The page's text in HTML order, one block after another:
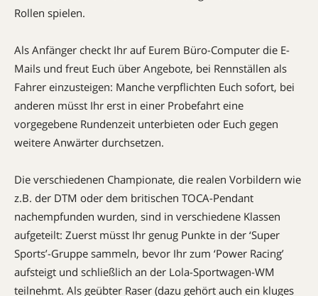
Rollen spielen.
Als Anfänger checkt Ihr auf Eurem Büro-Computer die E-
Mails und freut Euch über Angebote, bei Rennställen als
Fahrer einzusteigen: Manche verpflichten Euch sofort, bei
anderen müsst Ihr erst in einer Probefahrt eine
vorgegebene Rundenzeit unterbieten oder Euch gegen
weitere Anwärter durchsetzen.
Die verschiedenen Championate, die realen Vorbildern wie
z.B. der DTM oder dem britischen TOCA-Pendant
nachempfunden wurden, sind in verschiedene Klassen
aufgeteilt: Zuerst müsst Ihr genug Punkte in der ‘Super
Sports’-Gruppe sammeln, bevor Ihr zum ‘Power Racing’
aufsteigt und schließlich an der Lola-Sportwagen-WM
teilnehmt. Als geübter Raser (dazu gehört auch ein kluges